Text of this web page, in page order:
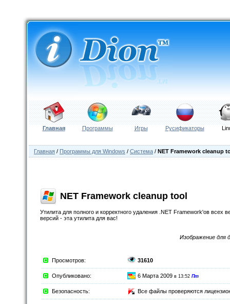
Главная Программы Игры Русификаторы
Главная / Программы для Windows / Система / NET Framework cleanup
NET Framework cleanup tool
Утилита для полного и корректного удаления .NET Framework'ов
версий - эта утилита для вас!
Изображение для
Просмотров: 31610
Опубликовано: 6 Марта 2009 в 13:52 Пт
Безопасность: Все файлы проверяются